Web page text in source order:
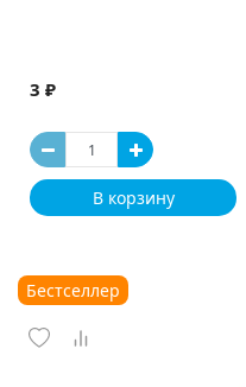
3 ₽
В корзину
Бестселлер